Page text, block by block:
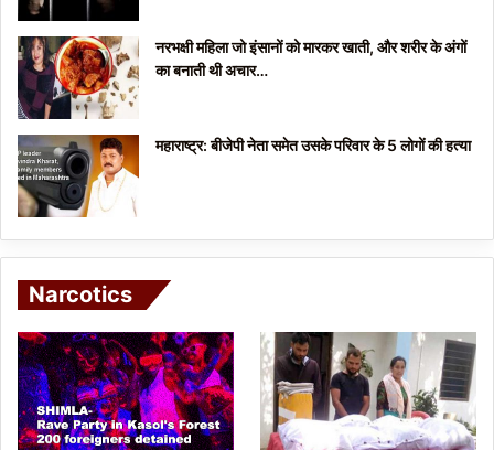
नरभक्षी महिला जो इंसानों को मारकर खाती, और शरीर के अंगों
का बनाती थी अचार…
महाराष्ट्र: बीजेपी नेता समेत उसके परिवार के 5 लोगों की हत्या
Narcotics